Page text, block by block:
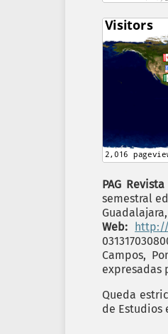
PAG
semestral
Web:
Campos,
expresadas
Queda
de Estudios